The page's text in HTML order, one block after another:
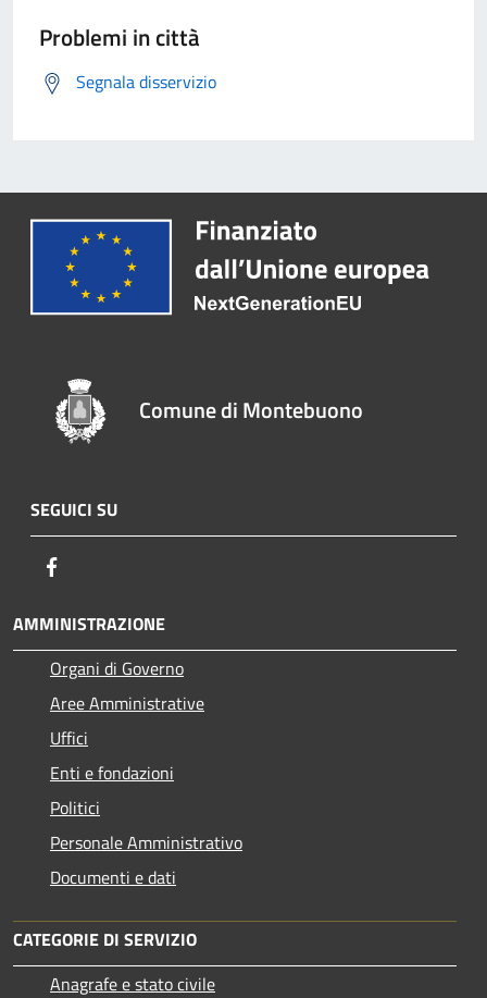
Problemi in città
Segnala disservizio
Comune di Montebuono
SEGUICI SU
AMMINISTRAZIONE
Organi di Governo
Aree Amministrative
Uffici
Enti e fondazioni
Politici
Personale Amministrativo
Documenti e dati
CATEGORIE DI SERVIZIO
Anagrafe e stato civile